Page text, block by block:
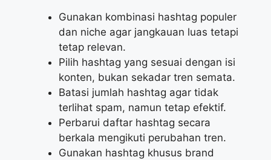
Gunakan kombinasi hashtag populer
dan niche agar jangkauan luas tetapi
tetap relevan.
Pilih hashtag yang sesuai dengan isi
konten, bukan sekadar tren semata.
Batasi jumlah hashtag agar tidak
terlihat spam, namun tetap efektif.
Perbarui daftar hashtag secara
berkala mengikuti perubahan tren.
Gunakan hashtag khusus brand